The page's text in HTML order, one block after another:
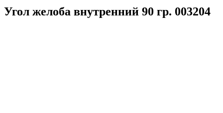
Угол желоба внутренний 90 гр. 003204